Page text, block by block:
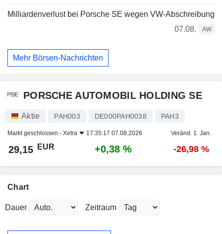
Milliardenverlust bei Porsche SE wegen VW-Abschreibung
07.08.
AW
Mehr Börsen-Nachrichten
PORSCHE AUTOMOBIL HOLDING SE
Aktie PAH003 DE000PAH0038 PAH3
Markt geschlossen - Xetra 17:35:17 07.08.2026 Veränd. 1. Jan.
29,15 EUR +0,38 % -26,98 %
Chart
Dauer Zeitraum